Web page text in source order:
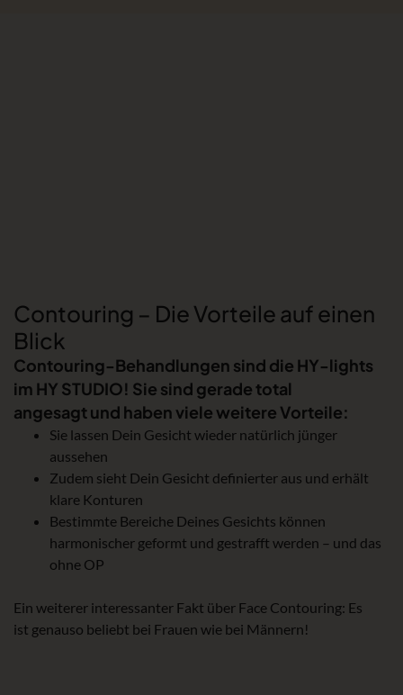
Contouring – Die Vorteile auf einen
Blick
Contouring-Behandlungen sind die HY-lights
im HY STUDIO! Sie sind gerade total
angesagt und haben viele weitere Vorteile:
Sie lassen Dein Gesicht wieder natürlich jünger
aussehen
Zudem sieht Dein Gesicht definierter aus und erhält
klare Konturen
Bestimmte Bereiche Deines Gesichts können
harmonischer geformt und gestrafft werden – und das
ohne OP
Ein weiterer interessanter Fakt über Face Contouring: Es
ist genauso beliebt bei Frauen wie bei Männern!